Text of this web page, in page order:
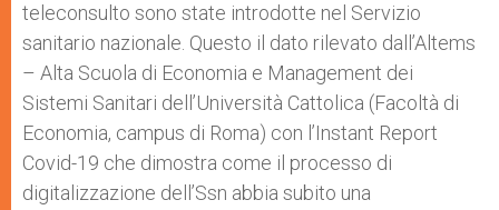
teleconsulto sono state introdotte nel Servizio
sanitario nazionale. Questo il dato rilevato dall’Altems
– Alta Scuola di Economia e Management dei
Sistemi Sanitari dell’Università Cattolica (Facoltà di
Economia, campus di Roma) con l’Instant Report
Covid-19 che dimostra come il processo di
digitalizzazione dell’Ssn abbia subito una